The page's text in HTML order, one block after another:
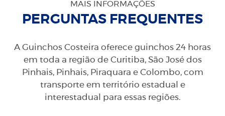
MAIS INFORMAÇÕES
PERGUNTAS FREQUENTES
A Guinchos Costeira oferece guinchos 24 horas
em toda a região de Curitiba, São José dos
Pinhais, Pinhais, Piraquara e Colombo, com
transporte em território estadual e
interestadual para essas regiões.